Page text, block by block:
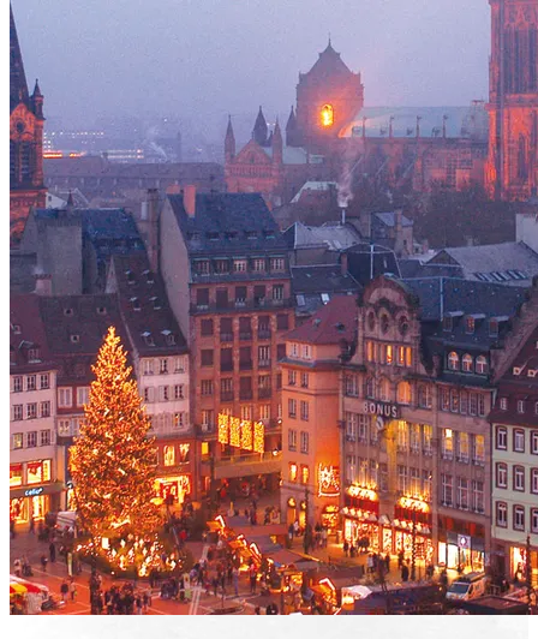
Voir le voyage